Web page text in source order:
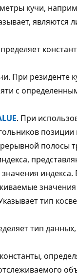
кучи,
являются
При резиденте
с
. При
полосы
индекса.
тип
тип